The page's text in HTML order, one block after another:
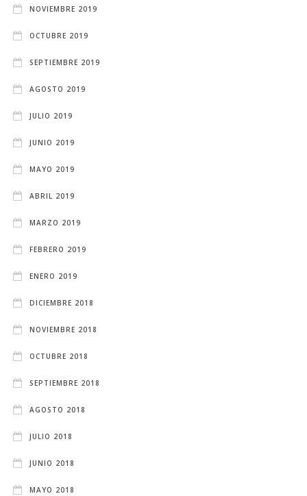
NOVIEMBRE 2019
OCTUBRE 2019
SEPTIEMBRE 2019
AGOSTO 2019
JULIO 2019
JUNIO 2019
MAYO 2019
ABRIL 2019
MARZO 2019
FEBRERO 2019
ENERO 2019
DICIEMBRE 2018
NOVIEMBRE 2018
OCTUBRE 2018
SEPTIEMBRE 2018
AGOSTO 2018
JULIO 2018
JUNIO 2018
MAYO 2018